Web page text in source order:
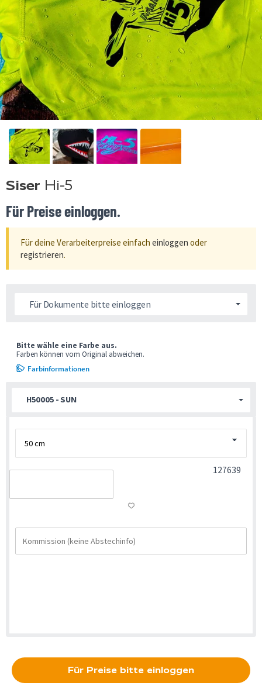
Siser Hi-5
Für Preise einloggen.
Für deine Verarbeiterpreise einfach einloggen oder
registrieren.
Für Dokumente bitte einloggen
H50005 - SUN
Bitte wähle eine Farbe aus.
Farben können vom Original abweichen.
Farbinformationen
127639
Für Preise bitte einloggen